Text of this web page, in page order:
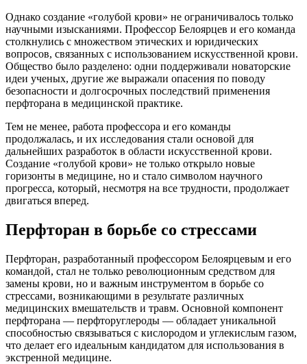
Однако создание «голубой крови» не ограничивалось только
научными изысканиями. Профессор Белоярцев и его команда
столкнулись с множеством этических и юридических
вопросов, связанных с использованием искусственной крови.
Общество было разделено: одни поддерживали новаторские
идеи ученых, другие же выражали опасения по поводу
безопасности и долгосрочных последствий применения
перфторана в медицинской практике.
Тем не менее, работа профессора и его команды
продолжалась, и их исследования стали основой для
дальнейших разработок в области искусственной крови.
Создание «голубой крови» не только открыло новые
горизонты в медицине, но и стало символом научного
прогресса, который, несмотря на все трудности, продолжает
двигаться вперед.
Перфторан в борьбе со стрессами
Перфторан, разработанный профессором Белоярцевым и его
командой, стал не только революционным средством для
замены крови, но и важным инструментом в борьбе со
стрессами, возникающими в результате различных
медицинских вмешательств и травм. Основной компонент
перфторана — перфторуглероды — обладает уникальной
способностью связываться с кислородом и углекислым газом,
что делает его идеальным кандидатом для использования в
экстренной медицине.